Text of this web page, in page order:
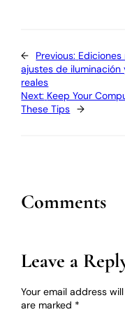
← Previous:
ajustes de
reales
Next: Keep Your
These Tips →
Comments
Leave a
Your email address
are marked *